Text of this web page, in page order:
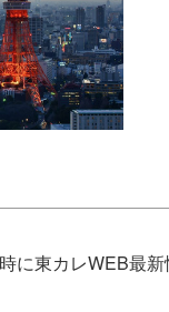
に東カレWEB最